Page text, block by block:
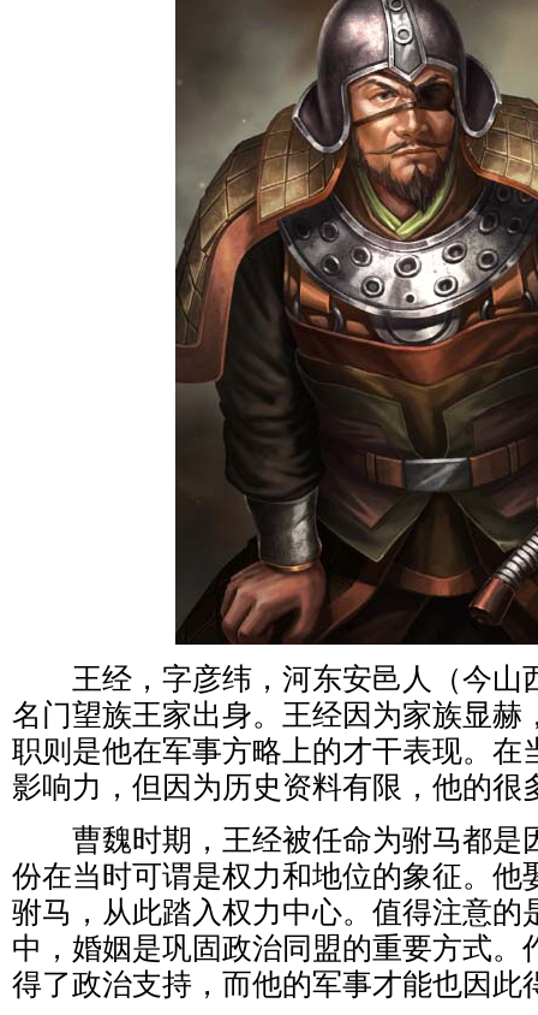
王经，字彦纬，河东安邑人（今山
名门望族王家出身。王经因为家族显赫
职则是他在军事方略上的才干表现。在
影响力，但因为历史资料有限，他的很
曹魏时期，王经被任命为驸马都是
份在当时可谓是权力和地位的象征。他
驸马，从此踏入权力中心。值得注意的
中，婚姻是巩固政治同盟的重要方式。
得了政治支持，而他的军事才能也因此